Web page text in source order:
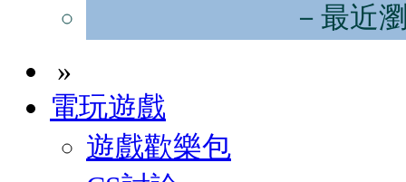
－最近
»
電玩遊戲
遊戲歡樂包